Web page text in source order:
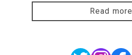
Read more